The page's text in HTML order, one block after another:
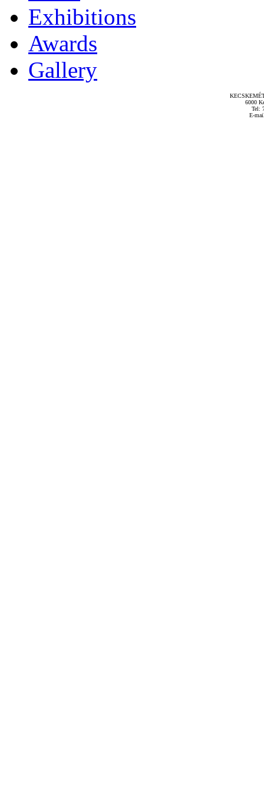
Exhibitions
Awards
Gallery
6000
Tel:
E-